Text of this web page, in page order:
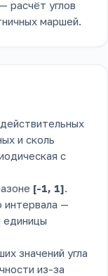
расчёт углов
маршей.
и сколь
с
[-1, 1].
интервала —
единицы
значений угла
из-за